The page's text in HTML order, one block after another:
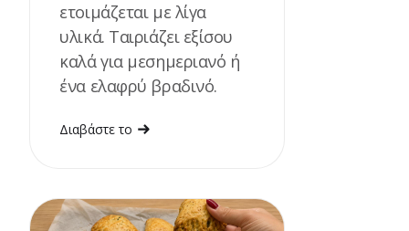
ετοιμάζεται με λίγα
υλικά. Ταιριάζει εξίσου
καλά για μεσημεριανό ή
ένα ελαφρύ βραδινό.
Διαβάστε το